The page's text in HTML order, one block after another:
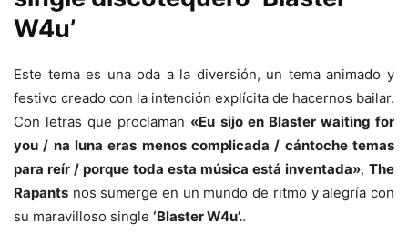
W4u’
Este tema es una oda a la diversión, un tema animado y
festivo creado con la intención explícita de hacernos bailar.
Con letras que proclaman «Eu sijo en Blaster waiting for
you / na luna eras menos complicada / cántoche temas
para reír / porque toda esta música está inventada», The
Rapants nos sumerge en un mundo de ritmo y alegría con
su maravilloso single ‘Blaster W4u’..